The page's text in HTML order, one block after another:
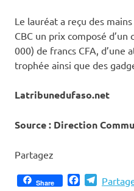
Le lauréat a reçu des
CBC un prix composé
000) de francs CFA, d’une
trophée ainsi que des
Latribunedufaso.net
Source : Direction
Partagez
Share Facebook